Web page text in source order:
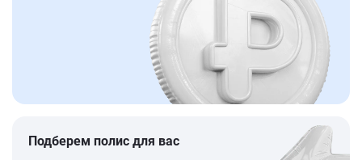
Подберем полис для вас